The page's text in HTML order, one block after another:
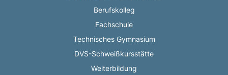
Berufskolleg
Fachschule
Technisches Gymnasium
DVS-Schweißkursstätte
Weiterbildung